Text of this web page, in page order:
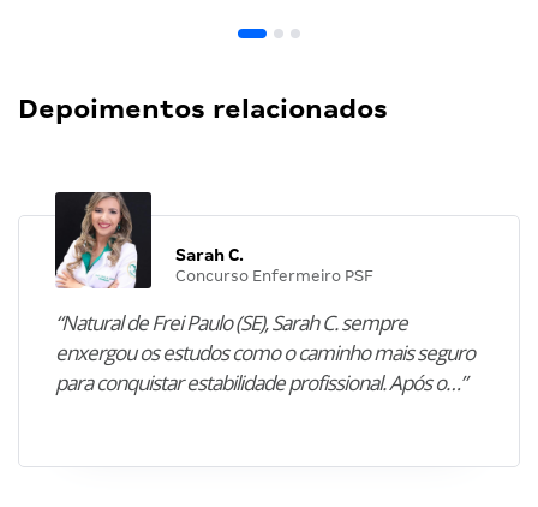
Depoimentos relacionados
Sarah C.
Concurso Enfermeiro PSF
“Natural de Frei Paulo (SE), Sarah C. sempre
enxergou os estudos como o caminho mais seguro
para conquistar estabilidade profissional. Após o…”